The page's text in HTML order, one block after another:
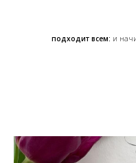
подходит всем: и